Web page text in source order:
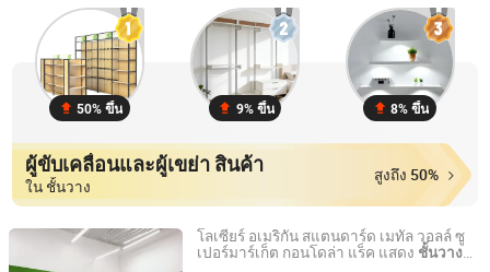
50% ขึ้น 9% ขึ้น 8% ขึ้น
ผู้ขับเคลื่อนและผู้เขย่า สินค้า
ใน ชั้นวาง
สูงถึง 50%
โลเซียร์ อเมริกัน สแตนดาร์ด เมทัล วอลล์ ซู
เปอร์มาร์เก็ต กอนโดล่า แร็ค แสดง ชั้นวาง
Changshu Yiyang Commercial Equipment Co., Ltd.